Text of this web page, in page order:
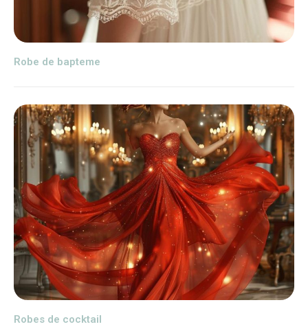
Robe de bapteme
Robes de cocktail